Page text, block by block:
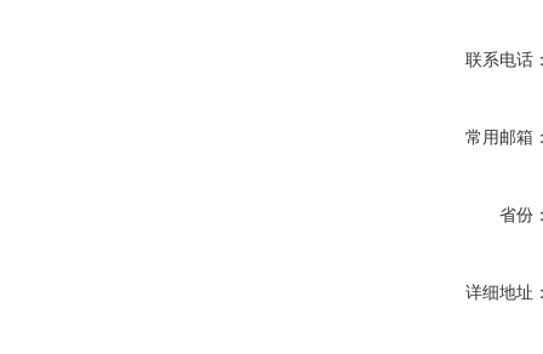
联系电话
常用邮箱
省份
详细地址